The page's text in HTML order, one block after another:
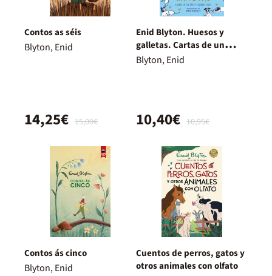
Contos as séis
Blyton, Enid
15,00€
14,25€
Enid Blyton. Huesos y
galletas. Cartas de un
perro llamado Bobs
Blyton, Enid
10,95€
10,40€
Contos ás cinco
Blyton, Enid
Cuentos de perros, gatos y
otros animales con olfato